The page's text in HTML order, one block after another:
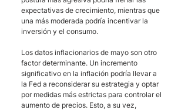
expectativas de crecimiento, mientras que
una más moderada podría incentivar la
inversión y el consumo.
Los datos inflacionarios de mayo son otro
factor determinante. Un incremento
significativo en la inflación podría llevar a
la Fed a reconsiderar su estrategia y optar
por medidas más estrictas para controlar el
aumento de precios. Esto, a su vez,